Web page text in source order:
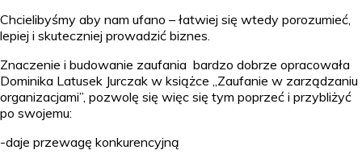
Chcielibyśmy aby nam ufano – łatwiej się wtedy porozumieć,
lepiej i skuteczniej prowadzić biznes.
Znaczenie i budowanie zaufania bardzo dobrze opracowała
Dominika Latusek Jurczak w książce „Zaufanie w zarządzaniu
organizacjami”, pozwolę się więc się tym poprzeć i przybliżyć
po swojemu:
-daje przewagę konkurencyjną